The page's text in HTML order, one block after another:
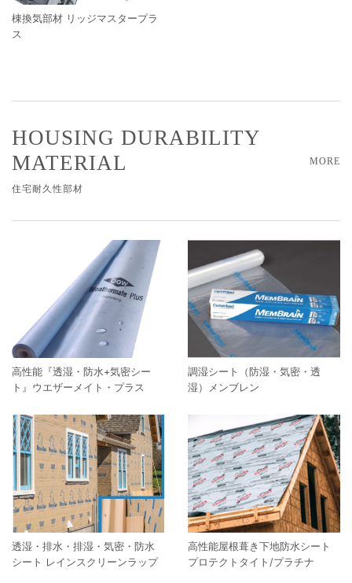
棟換気部材 リッジマスタープラ
ス
MORE
HOUSING DURABILITY
MATERIAL
住宅耐久性部材
高性能『透湿・防水+気密シー
ト』ウエザーメイト・プラス
調湿シート（防湿・気密・透
湿）メンブレン
透湿・排水・排湿・気密・防水
シート レインスクリーンラップ
高性能屋根葺き下地防水シート
プロテクトタイト/プラチナ